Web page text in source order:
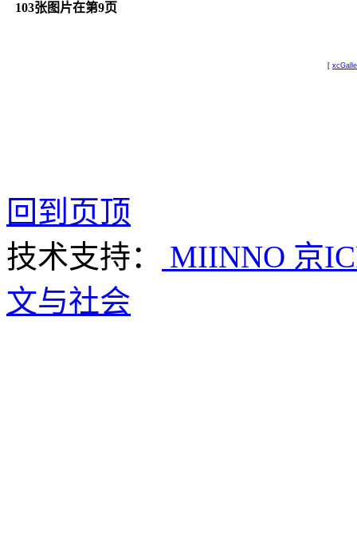
103张图片在第9页
[
回到页顶
技术支持：
MIINNO 京
文与社会